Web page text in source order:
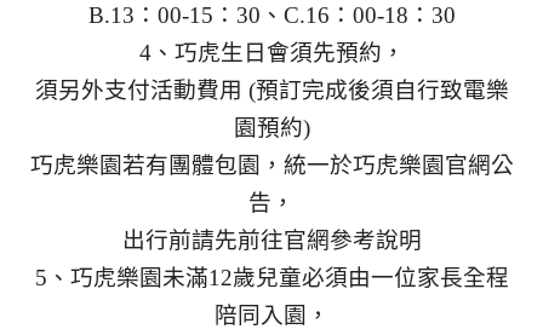
B.13：00-15：30、C.16：00-18：30
4、巧虎生日會須先預約，
須另外支付活動費用 (預訂完成後須自行致電樂
園預約)
巧虎樂園若有團體包園，統一於巧虎樂園官網公
告，
出行前請先前往官網參考說明
5、巧虎樂園未滿12歲兒童必須由一位家長全程
陪同入園，